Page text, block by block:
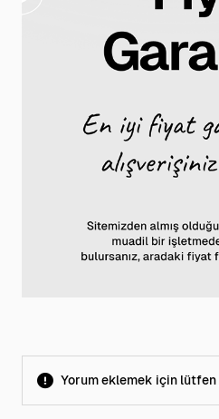
Yorum eklemek için lütfen